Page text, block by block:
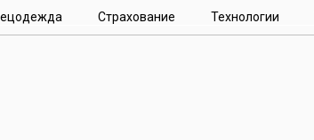
Страхование Технологии